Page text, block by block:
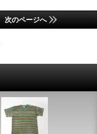
次のページへ